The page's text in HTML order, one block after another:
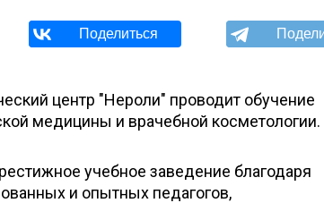
центр "Нероли" проводит обучение
медицины и врачебной косметологии.
учебное заведение благодаря
и опытных педагогов,